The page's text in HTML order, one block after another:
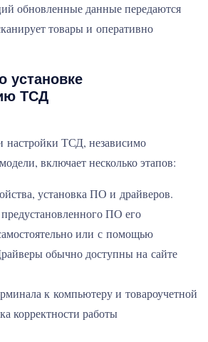
обновленные данные передаются
товары и оперативно
установке
ТСД
настройки ТСД, независимо
включает несколько этапов:
установка ПО и драйверов.
ПО его
или с помощью
обычно доступны на сайте
к компьютеру и товароучетной
корректности работы